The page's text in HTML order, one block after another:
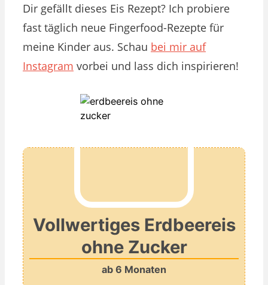
Dir gefällt dieses Eis Rezept? Ich probiere
fast täglich neue Fingerfood-Rezepte für
meine Kinder aus. Schau bei mir auf
Instagram vorbei und lass dich inspirieren!
Vollwertiges Erdbeereis
ohne Zucker
ab 6 Monaten